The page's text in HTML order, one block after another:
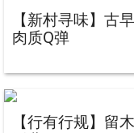
【新村寻味】古
肉质Q弹
【行有行规】留